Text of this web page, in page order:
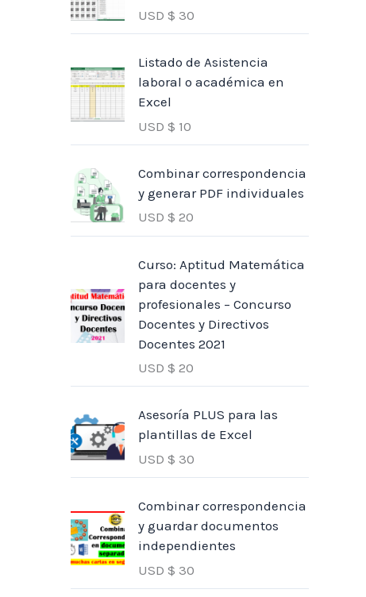
USD $ 30
Listado de Asistencia
laboral o académica en
Excel
USD $ 10
Combinar correspondencia
y generar PDF individuales
USD $ 20
Curso: Aptitud Matemática
para docentes y
profesionales – Concurso
Docentes y Directivos
Docentes 2021
USD $ 20
Asesoría PLUS para las
plantillas de Excel
USD $ 30
Combinar correspondencia
y guardar documentos
independientes
USD $ 30